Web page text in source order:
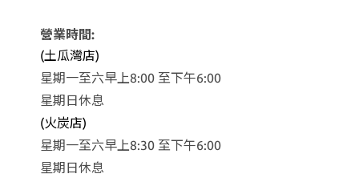
營業時間:
(土瓜灣店)
星期一至六早上8:00 至下午6:00
星期日休息
(火炭店)
星期一至六早上8:30 至下午6:00
星期日休息